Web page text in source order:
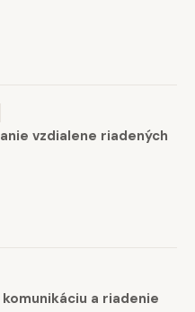
vzdialene riadených
a riadenie